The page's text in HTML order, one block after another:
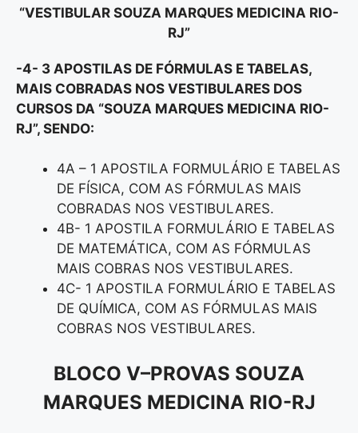
“VESTIBULAR SOUZA MARQUES MEDICINA RIO-
RJ”
-4- 3 APOSTILAS DE FÓRMULAS E TABELAS,
MAIS COBRADAS NOS VESTIBULARES DOS
CURSOS DA “SOUZA MARQUES MEDICINA RIO-
RJ”, SENDO:
4A – 1 APOSTILA FORMULÁRIO E TABELAS
DE FÍSICA, COM AS FÓRMULAS MAIS
COBRADAS NOS VESTIBULARES.
4B- 1 APOSTILA FORMULÁRIO E TABELAS
DE MATEMÁTICA, COM AS FÓRMULAS
MAIS COBRAS NOS VESTIBULARES.
4C- 1 APOSTILA FORMULÁRIO E TABELAS
DE QUÍMICA, COM AS FÓRMULAS MAIS
COBRAS NOS VESTIBULARES.
BLOCO V–PROVAS SOUZA
MARQUES MEDICINA RIO-RJ